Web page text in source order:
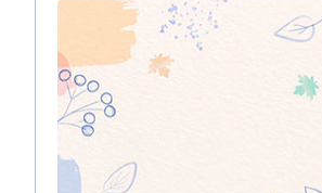
עם סיכון להחלקה
שילדים לא יכולים להגיע אליהם
כיסא גלגלים
בחשמל
שריפה בחדרים מרכזיים